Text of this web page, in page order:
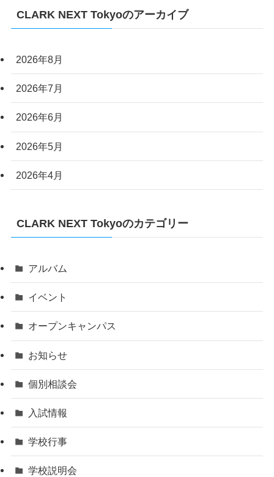
CLARK NEXT Tokyoのアーカイブ
2026年8月
2026年7月
2026年6月
2026年5月
2026年4月
CLARK NEXT Tokyoのカテゴリー
アルバム
イベント
オープンキャンパス
お知らせ
個別相談会
入試情報
学校行事
学校説明会